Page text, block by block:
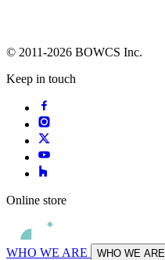
© 2011-2026 BOWCS Inc.
Keep in touch
Online store
WHO WE ARE WHO WE ARE